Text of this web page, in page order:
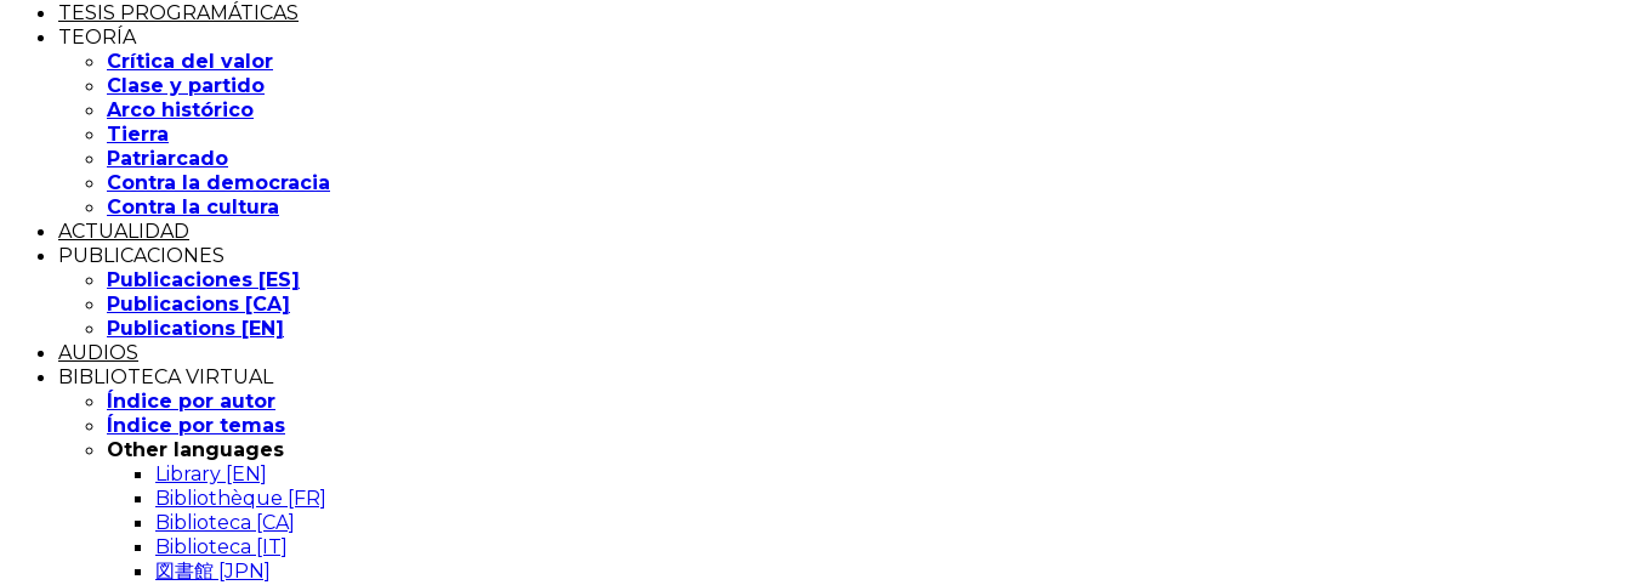
TESIS PROGRAMÁTICAS
TEORÍA
Crítica del valor
Clase y partido
Arco histórico
Tierra
Patriarcado
Contra la democracia
Contra la cultura
ACTUALIDAD
PUBLICACIONES
Publicaciones [ES]
Publicacions [CA]
Publications [EN]
AUDIOS
BIBLIOTECA VIRTUAL
Índice por autor
Índice por temas
Other languages
Library [EN]
Bibliothèque [FR]
Biblioteca [CA]
Biblioteca [IT]
図書館 [JPN]